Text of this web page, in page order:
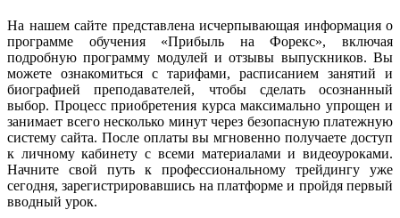
На нашем сайте представлена исчерпывающая информация о
программе обучения «Прибыль на Форекс», включая
подробную программу модулей и отзывы выпускников. Вы
можете ознакомиться с тарифами, расписанием занятий и
биографией преподавателей, чтобы сделать осознанный
выбор. Процесс приобретения курса максимально упрощен и
занимает всего несколько минут через безопасную платежную
систему сайта. После оплаты вы мгновенно получаете доступ
к личному кабинету с всеми материалами и видеоуроками.
Начните свой путь к профессиональному трейдингу уже
сегодня, зарегистрировавшись на платформе и пройдя первый
вводный урок.